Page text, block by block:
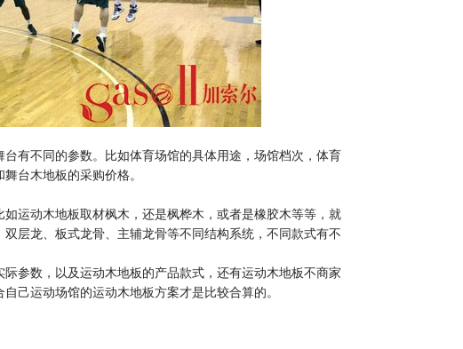
有不同的参数。比如体育场馆的具体用途，场馆档次，体育
台木地板的采购价格。
运动木地板取材枫木，还是枫桦木，或者是橡胶木等等，就
层龙、板式龙骨、主辅龙骨等不同结构系统，不同款式有不
参数，以及运动木地板的产品款式，还有运动木地板不商家
己运动场馆的运动木地板方案才是比较合算的。